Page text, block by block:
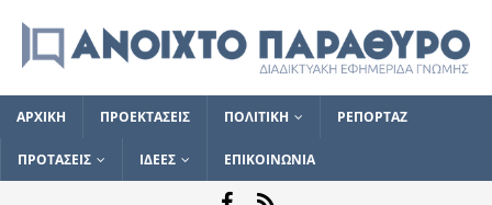
ΑΡΧΙΚΗ ΠΡΟΕΚΤΑΣΕΙΣ ΠΟΛΙΤΙΚΗ ΡΕΠΟΡΤΑΖ
ΠΡΟΤΑΣΕΙΣ ΙΔΕΕΣ ΕΠΙΚΟΙΝΩΝΙΑ